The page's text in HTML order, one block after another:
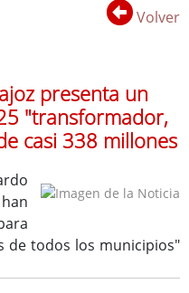
Volver
presenta un
"transformador,
casi 338 millones
de todos los municipios"